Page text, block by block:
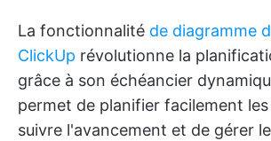
La fonctionnalité de diagramme
ClickUp révolutionne la
grâce à son échéancier
permet de planifier facilement
suivre l'avancement et de gérer